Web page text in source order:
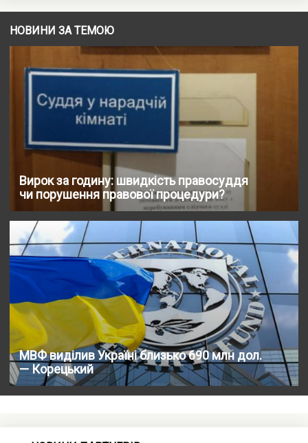
НОВИНИ ЗА ТЕМОЮ
Вирок за годину: швидкість правосуддя
чи порушення правової процедури?
МВФ виділив Україні близько 690 млн дол.
— Корецький